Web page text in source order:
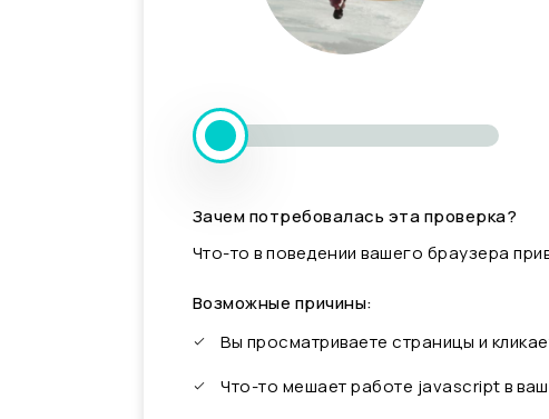
Зачем потребовалась эта проверка?
Что-то в поведении вашего браузера
Возможные причины:
Вы просматриваете страницы и
Что-то мешает работе javascript в